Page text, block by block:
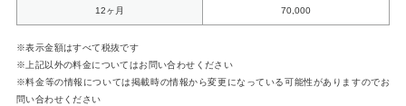
12ヶ月 70,000
※表示金額はすべて税抜です
※上記以外の料金についてはお問い合わせください
※料金等の情報については掲載時の情報から変更になっている可能性がありますのでお
問い合わせください